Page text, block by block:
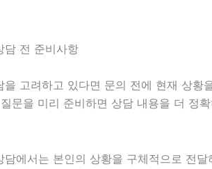
담 전 준비사항
을 고려하고 있다면 문의 전에 현재 상
문을 미리 준비하면 상담 내용을 더 정
담에서는 본인의 상황을 구체적으로 전